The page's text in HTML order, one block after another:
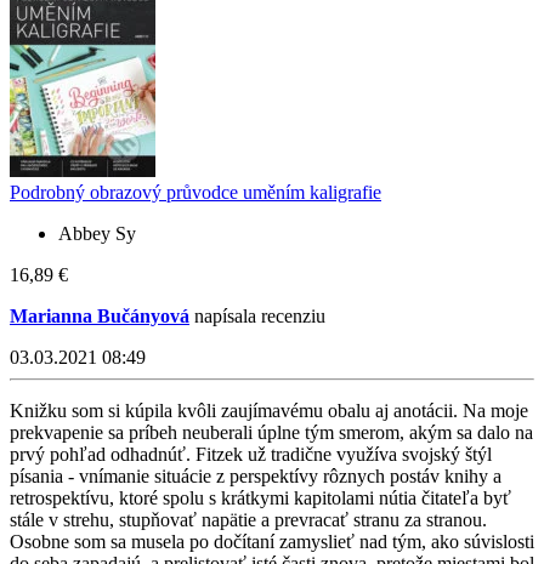
Podrobný obrazový průvodce uměním kaligrafie
Abbey Sy
16,89 €
Marianna Bučányová napísala recenziu
03.03.2021 08:49
Knižku som si kúpila kvôli zaujímavému obalu aj anotácii. Na moje
prekvapenie sa príbeh neuberali úplne tým smerom, akým sa dalo na
prvý pohľad odhadnúť. Fitzek už tradične využíva svojský štýl
písania - vnímanie situácie z perspektívy rôznych postáv knihy a
retrospektívu, ktoré spolu s krátkymi kapitolami nútia čitateľa byť
stále v strehu, stupňovať napätie a prevracať stranu za stranou.
Osobne som sa musela po dočítaní zamyslieť nad tým, ako súvislosti